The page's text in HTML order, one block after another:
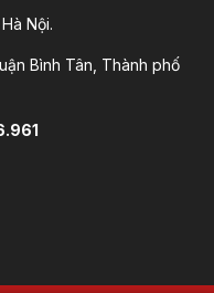
Nội.
Bình Tân, Thành phố